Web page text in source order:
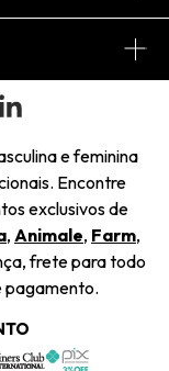
e feminina
Encontre
exclusivos de
, Animale, Farm,
frete para todo
pagamento.